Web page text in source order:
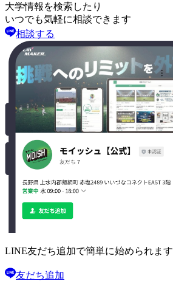
大学情報を検索したり
いつでも気軽に相談できます
相談する
LINE友だち追加で簡単に始められます
友だち追加